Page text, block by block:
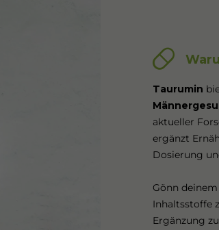
Taurumin
aktueller
ergänzt
Dosierung
Gönn
Inhaltsstoffe
Ergänzung